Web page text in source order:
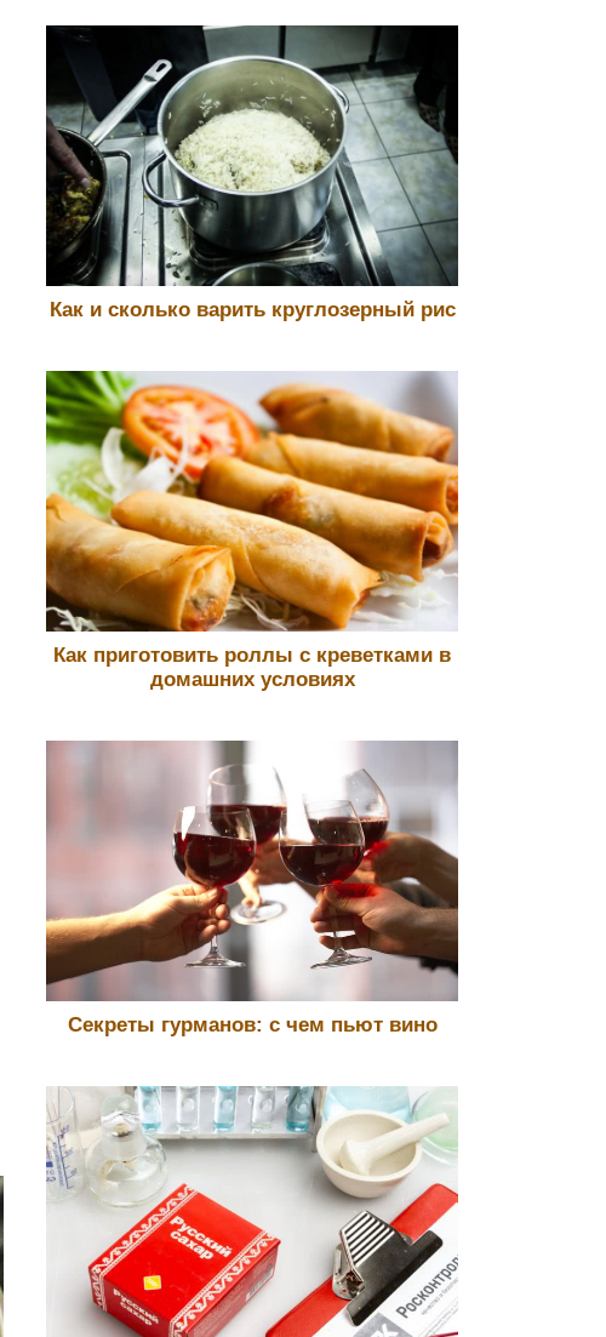
Как и сколько варить круглозерный рис
Как приготовить роллы с креветками в
домашних условиях
Секреты гурманов: с чем пьют вино